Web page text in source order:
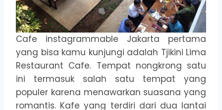
Cafe instagrammable Jakarta pertama
yang bisa kamu kunjungi adalah Tjikini Lima
Restaurant Cafe. Tempat nongkrong satu
ini termasuk salah satu tempat yang
populer karena menawarkan suasana yang
romantis. Kafe yang terdiri dari dua lantai